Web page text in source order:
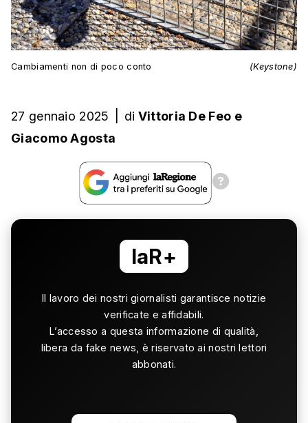
Cambiamenti non di poco conto (Keystone)
27 gennaio 2025 di Vittoria De Feo e
Giacomo Agosta
laR+
Il lavoro dei nostri giornalisti garantisce notizie
verificate e affidabili.
L’accesso a questa informazione di qualità,
libera da fake news, è riservato ai nostri lettori
abbonati.